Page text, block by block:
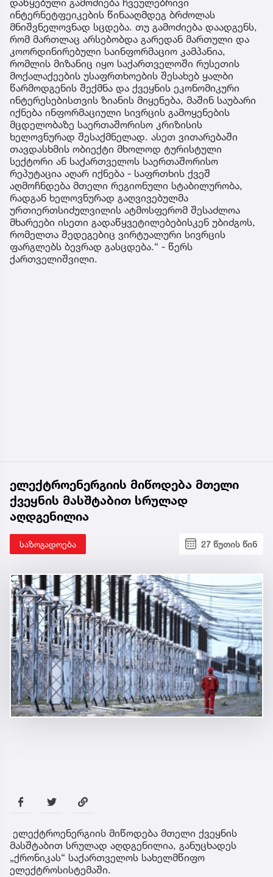
ინტერნეტფეიკების წინააღმდეგ ბრძოლას
მნიშვნელოვნად სცდება. თუ გამოძიება დაადგენს,
რომ მართლაც არსებობდა გარედან მართული და
კოორდინირებული საინფორმაციო კამპანია,
რომლის მიზანიც იყო საქართველოში რუსეთის
მოქალაქეების უსაფრთხოების შესახებ ყალბი
წარმოდგენის შექმნა და ქვეყნის ეკონომიკური
ინტერესებისთვის ზიანის მიყენება, მაშინ საუბარი
იქნება ინფორმაციული სივრცის გამოყენების
მცდელობაზე საერთაშორისო კრიზისის
ხელოვნურად შესაქმნელად. ასეთ ვითარებაში
თავდასხმის ობიექტი მხოლოდ ტურისტული
სექტორი ან საქართველოს საერთაშორისო
რეპუტაცია აღარ იქნება - საფრთხის ქვეშ
აღმოჩნდება მთელი რეგიონული სტაბილურობა,
რადგან ხელოვნურად გაღვივებულმა
ურთიერთსიძულვილის ატმოსფერომ შესაძლოა
მხარეები ისეთი გადაწყვეტილებებისკენ უბიძგოს,
რომელთა შედეგებიც ვირტუალური სივრცის
ფარგლებს ბევრად გასცდება.“ - წერს
ქართველიშვილი.
ელექტროენერგიის მიწოდება მთელი
ქვეყნის მასშტაბით სრულად
აღდგენილია
საზოგადოება 27 წუთის წინ
ელექტროენერგიის მიწოდება მთელი ქვეყნის
მასშტაბით სრულად აღდგენილია, განუცხადეს
„ქრონიკას“ საქართველოს სახელმწიფო
ელექტროსისტემაში.